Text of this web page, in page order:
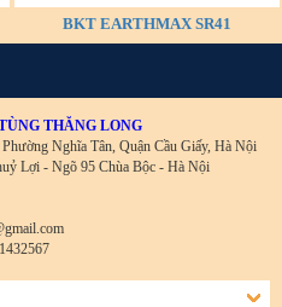
BKT EARTHMAX SR41
THĂNG LONG
Nghĩa Tân, Quận Cầu Giấy, Hà Nội
Lợi - Ngõ 95 Chùa Bộc - Hà Nội